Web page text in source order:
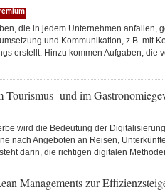
die in jedem Unternehmen anfallen,
und Kommunikation, z.B. mit
erstellt. Hinzu kommen Aufgaben, die
und im
wird die Bedeutung der
nach Angeboten an Reisen,
darin, die richtigen digitalen
Managements zur